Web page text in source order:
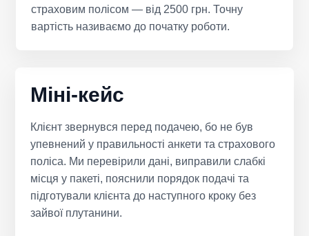
страховим полісом — від 2500 грн. Точну
вартість називаємо до початку роботи.
Міні-кейс
Клієнт звернувся перед подачею, бо не був
упевнений у правильності анкети та страхового
поліса. Ми перевірили дані, виправили слабкі
місця у пакеті, пояснили порядок подачі та
підготували клієнта до наступного кроку без
зайвої плутанини.